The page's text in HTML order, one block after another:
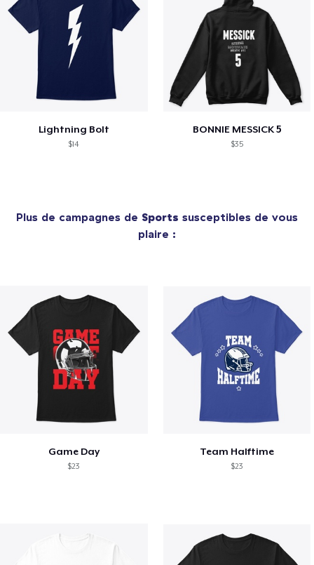
Lightning Bolt
$14
BONNIE MESSICK 5
$35
Plus de campagnes de Sports susceptibles de vous
plaire :
Game Day
$23
Team Halftime
$23